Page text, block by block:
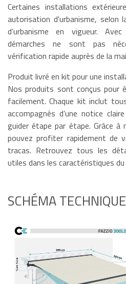
Certaines installations
autorisation d'urbanisme, selon
d’urbanisme en vigueur.
démarches ne sont pas
vérification rapide auprès de la
Produit livré en kit pour une
Nos produits sont conçus pour
facilement. Chaque kit inclut
accompagnés d’une notice
guider étape par étape. Grâce
pouvez profiter rapidement de
tracas. Retrouvez tous les
utiles dans les caractéristiques
SCHÉMA TECHNIQUE